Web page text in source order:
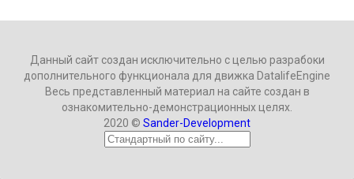
Данный сайт создан исключительно с целью разрабоки
дополнительного функционала для движка DatalifeEngine
Весь представленный материал на сайте создан в
ознакомительно-демонстрационных целях.
2020 © Sander-Development